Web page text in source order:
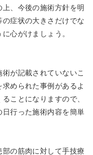
、今後の施術方針を明
症状の大きさだけでな
心がけましょう。
が記載されていないこ
められた事例があるよ
ことになりますので、
行った施術内容を簡単
の筋肉に対して手技療